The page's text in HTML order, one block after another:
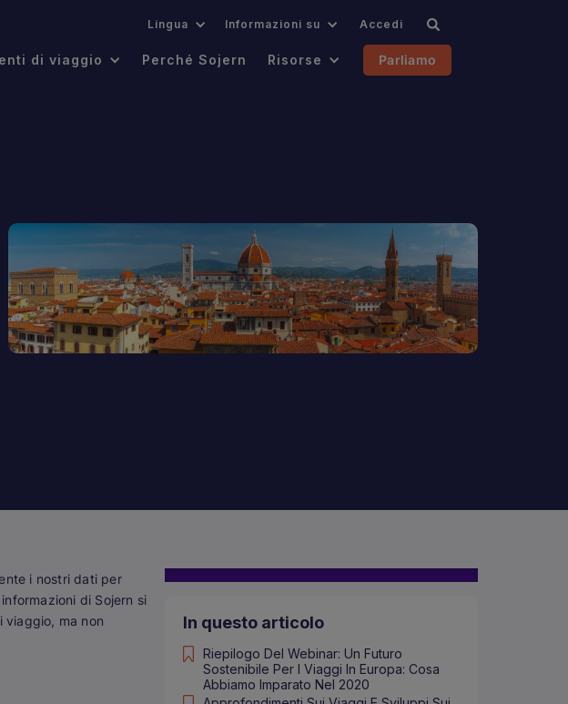
Lingua Informazioni su Accedi
di viaggio Perché Sojern Risorse Parliamo
i nostri dati per
di Sojern si
viaggio, ma non
In questo articolo
Riepilogo Del Webinar: Un Futuro
Sostenibile Per I Viaggi In Europa: Cosa
Abbiamo Imparato Nel 2020